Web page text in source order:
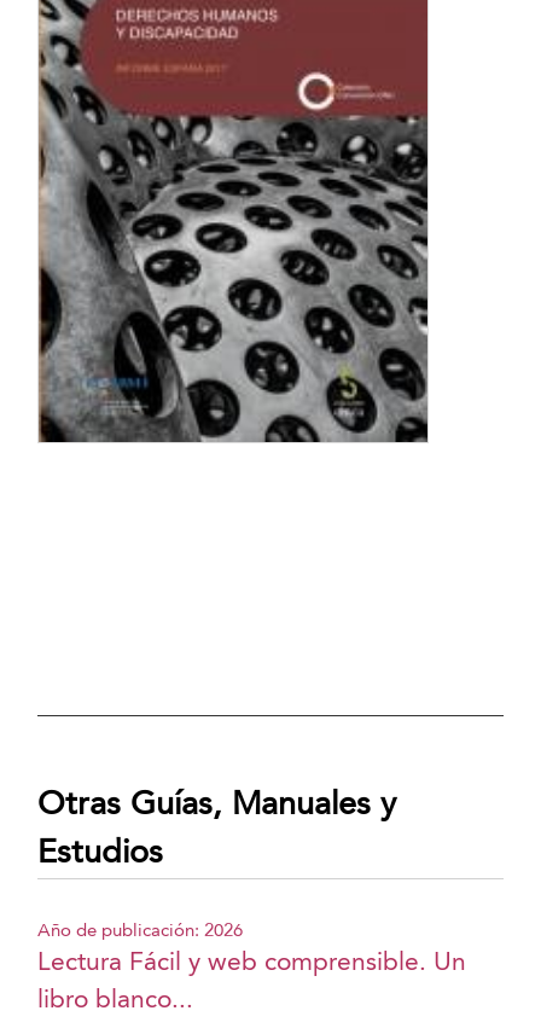
Otras Guías, Manuales y
Estudios
Año de publicación: 2026
Lectura Fácil y web comprensible. Un
libro blanco...